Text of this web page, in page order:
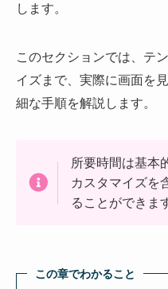
します。
このセクションでは、テ
イズまで、実際に画面を
細な手順を解説します。
所要時間は基本
カスタマイズを
ることができま
この章でわかること